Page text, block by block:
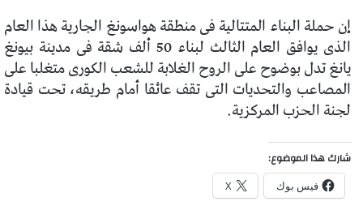
إن حملة البناء المتتالية فى منطقة هواسونغ الجارية هذا العام
الذى يوافق العام الثالث لبناء 50 ألف شقة فى مدينة بيونغ
يانغ تدل بوضوح على الروح الغلابة للشعب الكورى متغلبا على
المصاعب والتحديات التى تقف عائقا أمام طريقه، تحت قيادة
لجنة الحزب المركزية.
شارك هذا الموضوع:
فيس بوك X